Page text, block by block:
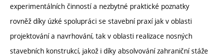
experimentálních činností a nezbytné praktické poznatky
rovněž díky úzké spolupráci se stavební praxí jak v oblasti
projektování a navrhování, tak v oblasti realizace nosných
stavebních konstrukcí, jakož i díky absolvování zahraniční stáže